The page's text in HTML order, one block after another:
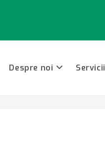
Despre noi Servicii